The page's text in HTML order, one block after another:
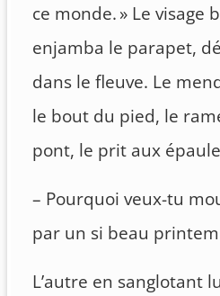
ce monde. » Le visage
enjamba le parapet,
dans le fleuve. Le
le bout du pied, le
pont, le prit aux
– Pourquoi veux-tu
par un si beau
L’autre en sanglotant